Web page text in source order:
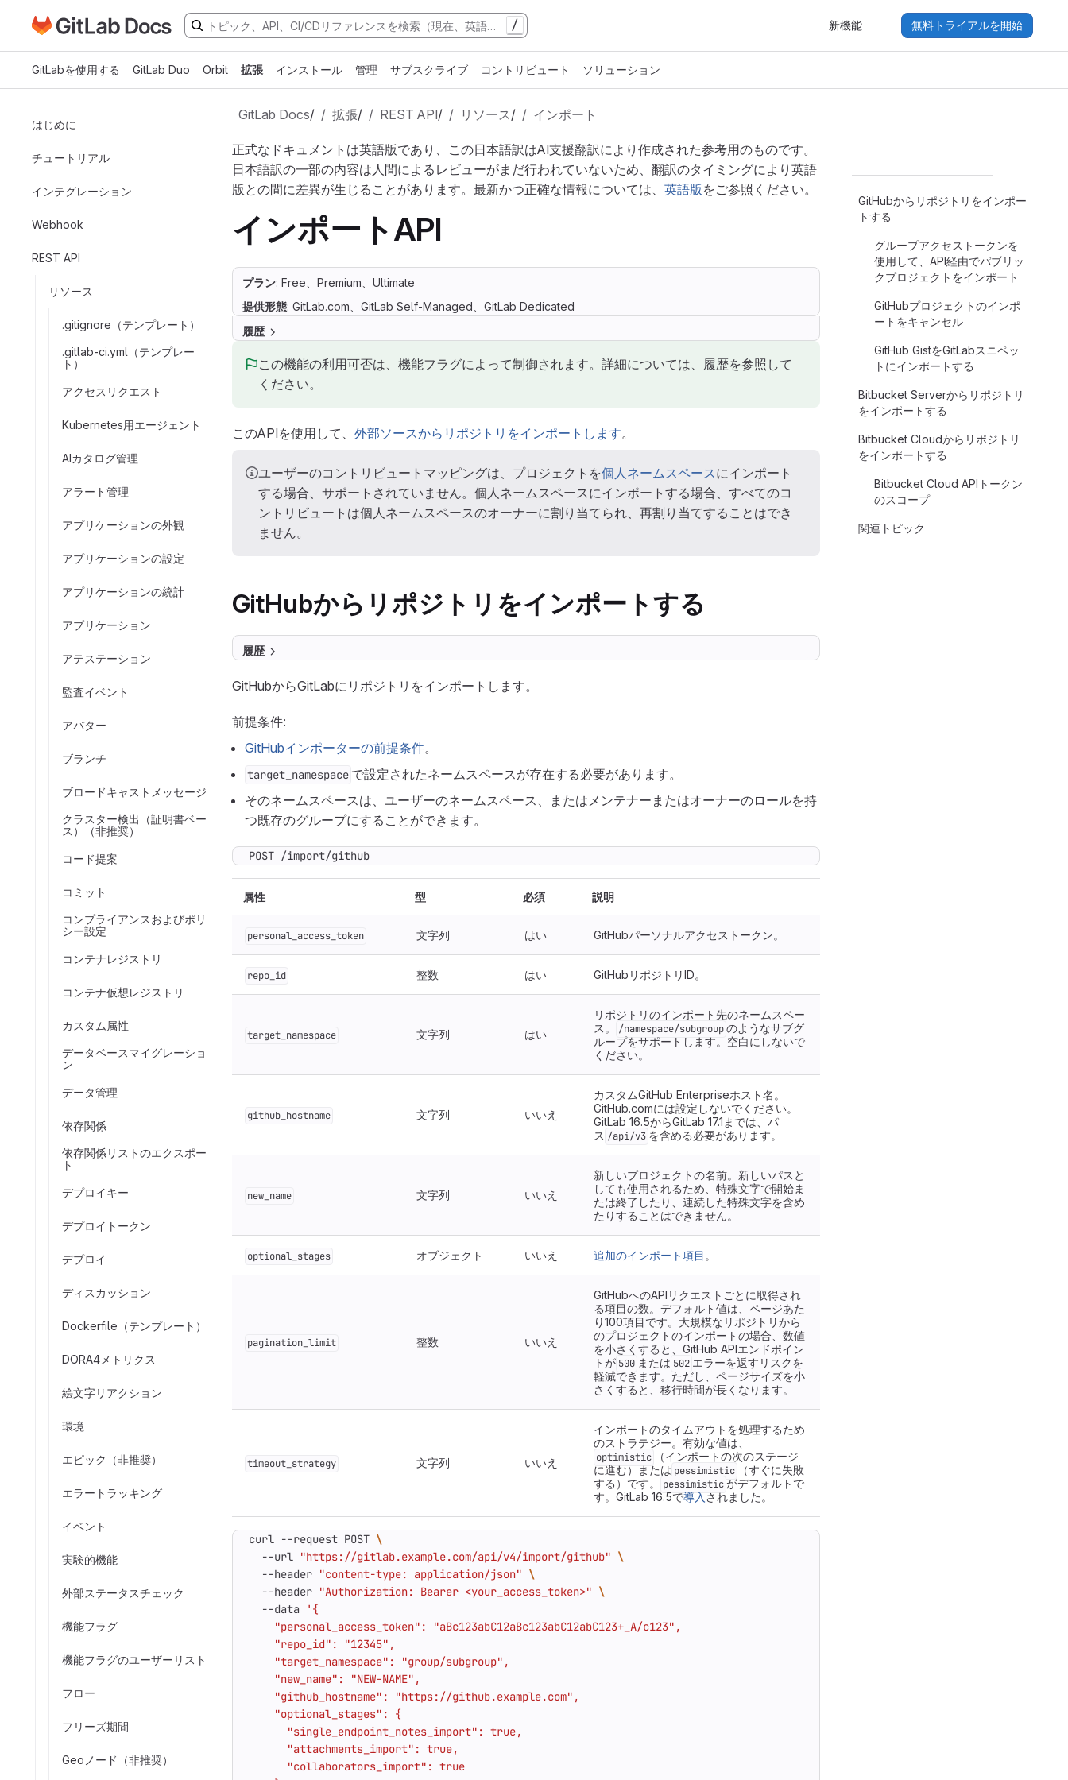
メインコンテンツにスキップ
GitLabドキュメントのホームページに移動 / 新機能 無料トライアルを開始
GitLabを使用する GitLab Duo Orbit 拡張 インストール 管理 サブスクライブ コントリビュート ソリューション
はじめに
チュートリアル
インテグレーション
Webhook
REST API
リソース
.gitignore（テンプレート）
.gitlab-ci.yml（テンプレー
ト）
アクセスリクエスト
Kubernetes用エージェント
AIカタログ管理
アラート管理
アプリケーションの外観
アプリケーションの設定
アプリケーションの統計
アプリケーション
アテステーション
監査イベント
アバター
ブランチ
ブロードキャストメッセージ
クラスター検出（証明書ベー
ス）（非推奨）
コード提案
コミット
コンプライアンスおよびポリ
シー設定
コンテナレジストリ
コンテナ仮想レジストリ
カスタム属性
データベースマイグレーショ
ン
データ管理
依存関係
依存関係リストのエクスポー
ト
デプロイキー
デプロイトークン
デプロイ
ディスカッション
Dockerfile（テンプレート）
DORA4メトリクス
絵文字リアクション
環境
エピック（非推奨）
エラートラッキング
イベント
実験的機能
外部ステータスチェック
機能フラグ
機能フラグのユーザーリスト
フロー
フリーズ期間
Geoノード（非推奨）
GitLab Docs/ 拡張/ REST API/ リソース/ インポート
正式なドキュメントは英語版であり、この日本語訳はAI支援翻訳により作成された参考用のものです。
日本語訳の一部の内容は人間によるレビューがまだ行われていないため、翻訳のタイミングにより英語
版との間に差異が生じることがあります。最新かつ正確な情報については、 英語版 をご参照ください。
インポートAPI
プラン: Free、Premium、Ultimate
提供形態: GitLab.com、GitLab Self-Managed、GitLab Dedicated
履歴
この機能の利用可否は、機能フラグによって制御されます。詳細については、履歴を参照して
ください。
このAPIを使用して、 外部ソースからリポジトリをインポートします。
ユーザーのコントリビュートマッピングは、プロジェクトを個人ネームスペースにインポート
する場合、サポートされていません。個人ネームスペースにインポートする場合、すべてのコ
ントリビュートは個人ネームスペースのオーナーに割り当てられ、再割り当てすることはでき
ません。
GitHubからリポジトリをインポートする
履歴
GitHubからGitLabにリポジトリをインポートします。
前提条件:
GitHubインポーターの前提条件。
target_namespace で設定されたネームスペースが存在する必要があります。
そのネームスペースは、ユーザーのネームスペース、またはメンテナーまたはオーナーのロールを持
つ既存のグループにすることができます。
POST /import/github
属性 型 必須 説明
personal_access_token 文字列 はい GitHubパーソナルアクセストークン。
repo_id 整数 はい GitHubリポジトリID。
target_namespace 文字列 はい
リポジトリのインポート先のネームスペー
ス。
/namespace/subgroupのようなサブグ
ループをサポートします。空白にしないで
ください。
github_hostname 文字列 いいえ
カスタムGitHub Enterpriseホスト名。
GitHub.comには設定しないでください。
GitLab 16.5からGitLab 17.1までは、パ
ス /api/v3 を含める必要があります。
new_name 文字列 いいえ
新しいプロジェクトの名前。新しいパスと
しても使用されるため、特殊文字で開始ま
たは終了したり、連続した特殊文字を含め
たりすることはできません。
optional_stages オブジェクト いいえ 追加のインポート項目 。
pagination_limit 整数 いいえ
GitHubへのAPIリクエストごとに取得され
る項目の数。デフォルト値は、ページあた
り100項目です。大規模なリポジトリから
のプロジェクトのインポートの場合、数値
を小さくすると、GitHub APIエンドポイン
トが 500 または 502 エラーを返すリスクを
軽減できます。ただし、ページサイズを小
さくすると、移行時間が長くなります。
timeout_strategy 文字列 いいえ
インポートのタイムアウトを処理するため
のストラテジー。有効な値は、
optimistic
（インポートの次のステージ
に進む）または pessimistic
（すぐに失敗
する）です。
pessimisticがデフォルトで
す。GitLab 16.5で導入 されました。
curl --request POST
  --url
"https://gitlab.example.com/api/v4/import/github"
  --header
"content-type: application/json"
  --header
"Authorization: Bearer <your_access_token>"
  --data
GitHubからリポジトリをインポー
トする
グループアクセストークンを
使用して、API経由でパブリッ
クプロジェクトをインポート
GitHubプロジェクトのインポ
ートをキャンセル
GitHub GistをGitLabスニペッ
トにインポートする
Bitbucket Serverからリポジトリ
をインポートする
Bitbucket Cloudからリポジトリ
をインポートする
Bitbucket Cloud APIトークン
のスコープ
関連トピック